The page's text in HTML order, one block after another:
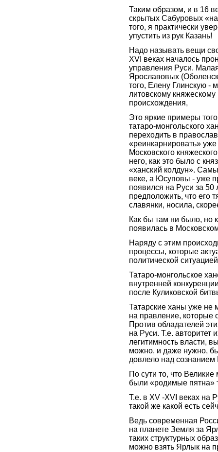
Таким образом, и в 16
скрытых Сабуровых
того, я практически
упустить из рук Казань!
Надо называть вещи
XVI веках началось
управления Руси.
Ярославовых
того, Елену Глинскую -
литовскому княжескому
происхождения,
Это яркие примеры
татаро-монгольского
переходить в
«реинкарнировать»
Московского
него, как это было с
«ханский колдун».
веке, а Юсуповы - уже
появился на Руси за 50
предположить, что его
славянки, носила,
Как бы там ни было, но
появилась в
Наряду с этим
процессы, которые
политической
Татаро-монгольское
внутренней
после Куликовской
Татарские ханы уже не
на правление, которые
Против обладателей
на Руси. Т.е. авторитет
легитимность власти,
можно, и даже нужно,
довлело над
По сути то, что
были «родимые пятна»
Т.е. в XV -XVI веках на
такой же какой есть
Ведь современная
на планете Земля за
таких структурных
можно взять Ярлык на